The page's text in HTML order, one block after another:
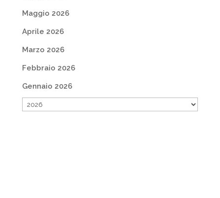
Maggio 2026
Aprile 2026
Marzo 2026
Febbraio 2026
Gennaio 2026